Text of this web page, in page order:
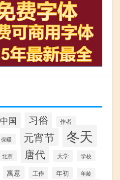
中国 习俗 作者
保暖 元宵节 冬天
北京 唐代 大学 学校
寓意 工作 年初 年龄